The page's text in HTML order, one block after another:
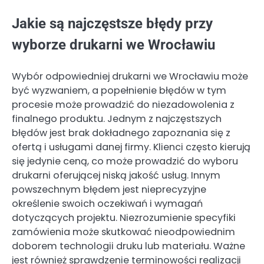
Jakie są najczęstsze błędy przy
wyborze drukarni we Wrocławiu
Wybór odpowiedniej drukarni we Wrocławiu może
być wyzwaniem, a popełnienie błędów w tym
procesie może prowadzić do niezadowolenia z
finalnego produktu. Jednym z najczęstszych
błędów jest brak dokładnego zapoznania się z
ofertą i usługami danej firmy. Klienci często kierują
się jedynie ceną, co może prowadzić do wyboru
drukarni oferującej niską jakość usług. Innym
powszechnym błędem jest nieprecyzyjne
określenie swoich oczekiwań i wymagań
dotyczących projektu. Niezrozumienie specyfiki
zamówienia może skutkować nieodpowiednim
doborem technologii druku lub materiału. Ważne
jest również sprawdzenie terminowości realizacji